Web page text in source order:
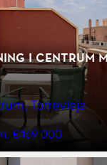
i centrum
Torrevieja
€169 000